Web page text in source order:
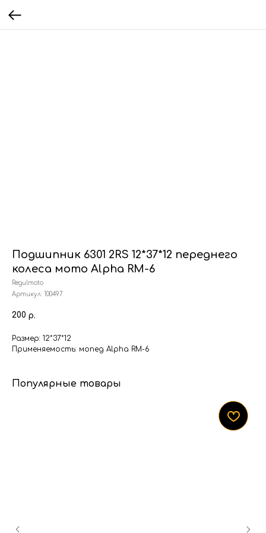
Подшипник 6301 2RS 12*37*12 переднего
колеса мото Alpha RM-6
Regulmoto
Артикул: 100497
200 р.
Размер: 12*37*12
Применяемость: мопед Alpha RM-6
Популярные товары